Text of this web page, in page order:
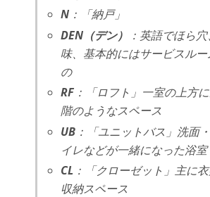
N：「納戸」
DEN（デン）
：英語でほら
味、基本的にはサービスル
の
RF：「ロフト」一室の上方
階のようなスペース
UB：「ユニットバス」洗面
イレなどが一緒になった浴室
CL ：「クローゼット」主に
収納スペース